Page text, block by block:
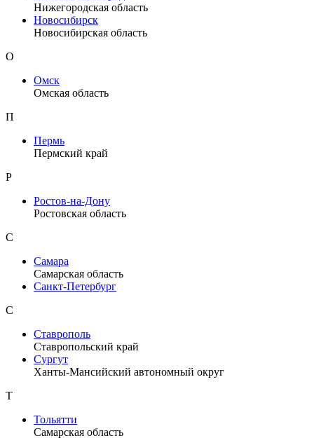
Нижегородская область
Новосибирск
Новосибирская область
О
Омск
Омская область
П
Пермь
Пермский край
Р
Ростов-на-Дону
Ростовская область
С
Самара
Самарская область
Санкт-Петербург
С
Ставрополь
Ставропольский край
Сургут
Ханты-Мансийский автономный округ
Т
Тольятти
Самарская область